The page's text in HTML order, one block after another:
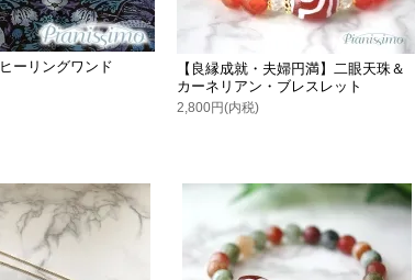
ーリングワンド
【良縁成就・夫婦円満】二眼天珠＆
カーネリアン・ブレスレット
2,800円(内税)